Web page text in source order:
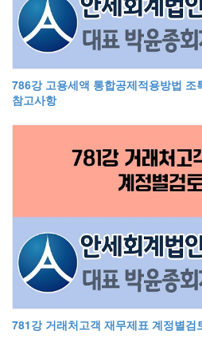
786강 고용세액 통합공제적용방법 조
참고사항
781강 거래처고객 재무제표 계정별검